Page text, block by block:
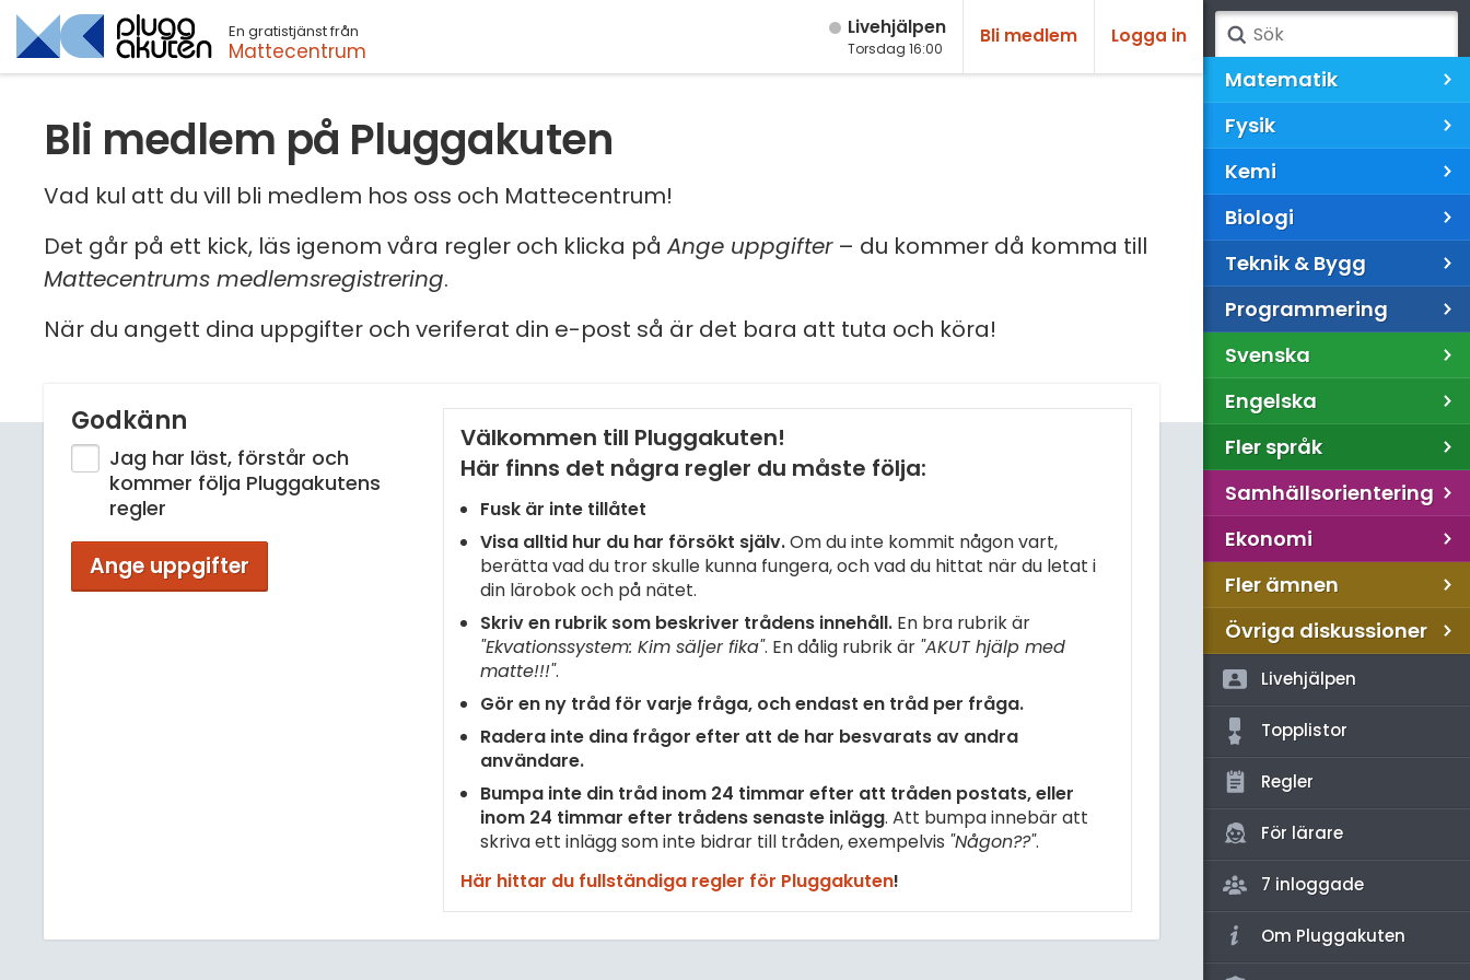
En gratistjänst från
Mattecentrum
Live­hjälpen
Torsdag 16:00
Bli medlem Logga in
Bli medlem på Pluggakuten
Vad kul att du vill bli medlem hos oss och Mattecentrum!
Det går på ett kick, läs igenom våra regler och klicka påAnge uppgifter– du kommer då komma till
Mattecentrums medlemsregistrering.
När du angett dina uppgifter och veriferat din e-post så är det bara att tuta och köra!
Godkänn
Jag har läst, förstår och
kommer följa Pluggakutens
regler
Ange uppgifter
Välkommen till Pluggakuten!
Här finns det några regler du måste följa:
Fusk är inte tillåtet
Visa alltid hur du har försökt själv.Om du inte kommit någon vart,
berätta vad du tror skulle kunna fungera, och vad du hittat när du letat i
din lärobok och på nätet.
Skriv en rubrik som beskriver trådens innehåll. En bra rubrik är
"Ekvationssystem: Kim säljer fika". En dålig rubrik är "AKUT hjälp med
matte!!!".
Gör en ny tråd för varje fråga, och endast en tråd per fråga.
Radera inte dina frågor efter att de har besvarats av andra
användare.
Bumpa inte din tråd inom 24 timmar efter att tråden postats, eller
inom 24 timmar efter trådens senaste inlägg. Att bumpa innebär att
skriva ett inlägg som inte bidrar till tråden, exempelvis "Någon??".
Här hittar du fullständiga regler för Pluggakuten!
Sök
Matematik
Fysik
Kemi
Biologi
Teknik & Bygg
Programmering
Svenska
Engelska
Fler språk
Samhällsorientering
Ekonomi
Fler ämnen
Övriga diskussioner
Livehjälpen
Topplistor
Regler
För lärare
7 inloggade
Om Pluggakuten